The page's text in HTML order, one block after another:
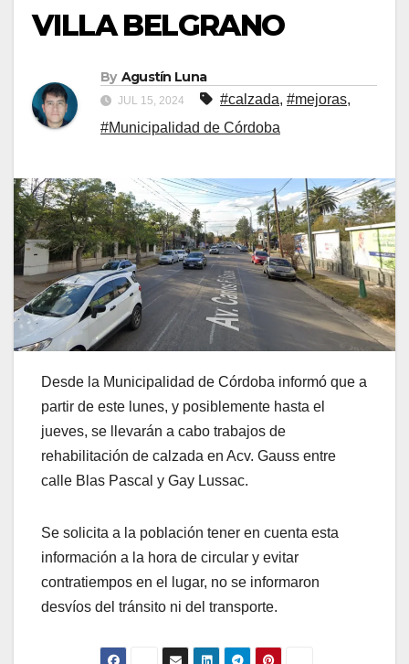
VILLA BELGRANO
By Agustín Luna
JUL 15, 2024 #calzada, #mejoras,
#Municipalidad de Córdoba
Desde la Municipalidad de Córdoba informó que a
partir de este lunes, y posiblemente hasta el
jueves, se llevarán a cabo trabajos de
rehabilitación de calzada en Acv. Gauss entre
calle Blas Pascal y Gay Lussac.
Se solicita a la población tener en cuenta esta
información a la hora de circular y evitar
contratiempos en el lugar, no se informaron
desvíos del tránsito ni del transporte.